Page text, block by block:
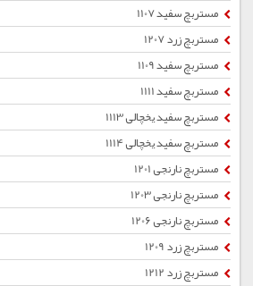
مستربچ سفید 1107
مستربچ زرد 1207
مستربچ سفید 1109
مستربچ سفید 1111
مستربچ سفید یخچالی 1113
مستربچ سفید یخچالی 1114
مستربچ نارنجی 1201
مستربچ نارنجی 1203
مستربچ نارنجی 1206
مستربچ زرد 1209
مستربچ زرد 1212